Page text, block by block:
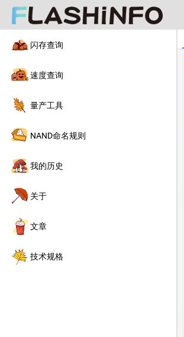
闪存查询
速度查询
量产工具
NAND命名规则
我的历史
关于
文章
技术规格